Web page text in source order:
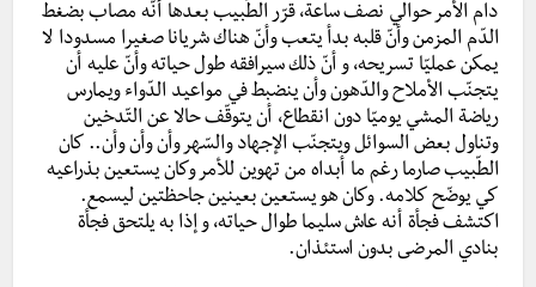
دام الأمر حوالي نصف ساعة، قرّر الطّبيب بعدها أنّه مصاب بضغط
الدّم المزمن وأنّ قلبه بدأ يتعب وأنّ هناك شريانا صغيرا مسدودا لا
يمكن عمليّا تسريحه، و أنّ ذلك سيرافقه طول حياته وأنّ عليه أن
يتجنّب الأملاح والدّهون وأن ينضبط في مواعيد الدّواء ويمارس
رياضة المشي يوميّا دون انقطاع، أن يتوقّف حالا عن التّدخين
وتناول بعض السوائل ويتجنّب الإجهاد والسّهر وأن وأن وأن.. كان
الطّبيب صارما رغم ما أبداه من تهوين للأمر وكان يستعين بذراعيه
كي يوضّح كلامه. وكان هو يستعين بعينين جاحظتين ليسمع.
اكتشف فجأة أنه عاش سليما طوال حياته، و إذا به يلتحق فجأة
بنادي المرضى بدون استئذان.